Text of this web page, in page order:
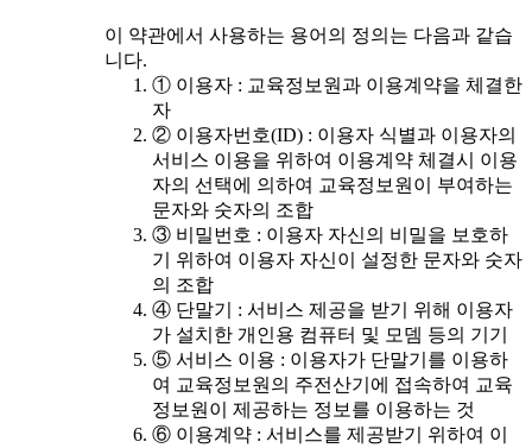
이 약관에서 사용하는 용어의 정의는 다음과 같습
니다.
① 이용자 : 교육정보원과 이용계약을 체결한
자
② 이용자번호(ID) : 이용자 식별과 이용자의
서비스 이용을 위하여 이용계약 체결시 이용
자의 선택에 의하여 교육정보원이 부여하는
문자와 숫자의 조합
③ 비밀번호 : 이용자 자신의 비밀을 보호하
기 위하여 이용자 자신이 설정한 문자와 숫자
의 조합
④ 단말기 : 서비스 제공을 받기 위해 이용자
가 설치한 개인용 컴퓨터 및 모뎀 등의 기기
⑤ 서비스 이용 : 이용자가 단말기를 이용하
여 교육정보원의 주전산기에 접속하여 교육
정보원이 제공하는 정보를 이용하는 것
⑥ 이용계약 : 서비스를 제공받기 위하여 이